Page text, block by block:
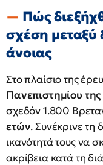
Πώς
σχέση μεταξύ
άνοιας
Στο πλαίσιο της
Πανεπιστημίου
σχεδόν 1.800
ετών. Συνέκρινε τη
ικανότητά τους να
ακρίβεια κατά τη